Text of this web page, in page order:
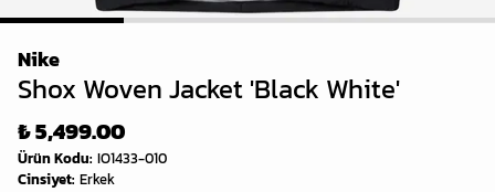
1 2 3 4
Nike
Shox Woven Jacket 'Black White'
₺ 5,499.00
Ürün Kodu: IO1433-010
Cinsiyet: Erkek